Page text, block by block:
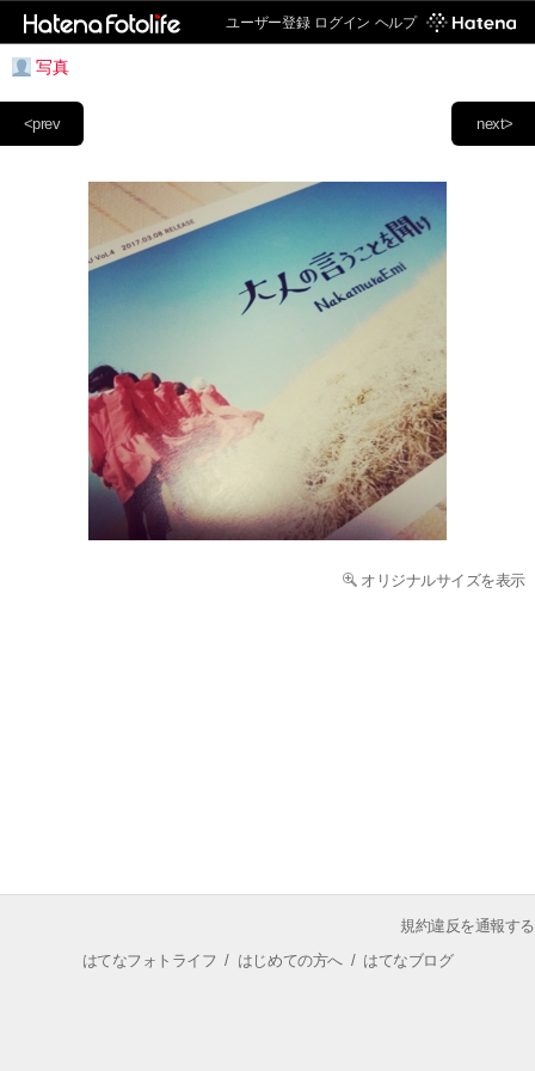
ユーザー登録 ログイン ヘルプ
写真
next>
<prev
オリジナルサイズを表示
規約違反を通報する
はてなフォトライフ / はじめての方へ/ はてなブログ